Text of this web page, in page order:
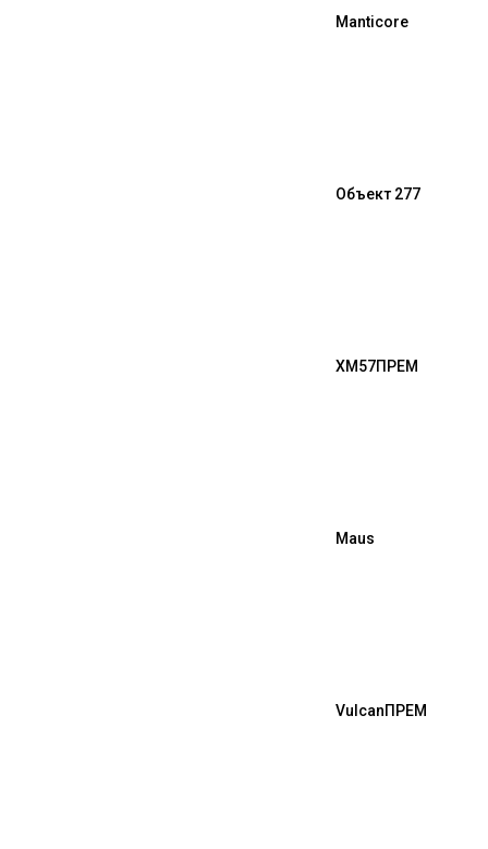
Manticore
Объект 277
XM57ПРЕМ
Maus
VulcanПРЕМ